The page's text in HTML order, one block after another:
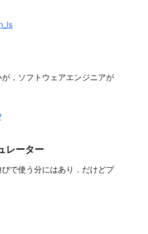
，ソフトウェアエンジニアが
レーター
で使う分にはあり．だけどプ